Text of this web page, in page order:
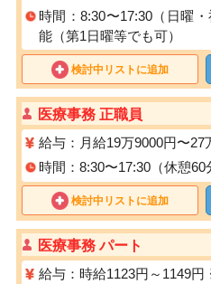
時間：8:30〜17:30（日曜
能（第1⽇曜等でも可）
検討中リストに追加
医療事務 正職員
給与：月給19万9000円〜
時間：8:30〜17:30（休憩60
検討中リストに追加
医療事務 パート
給与：時給1123円～1149